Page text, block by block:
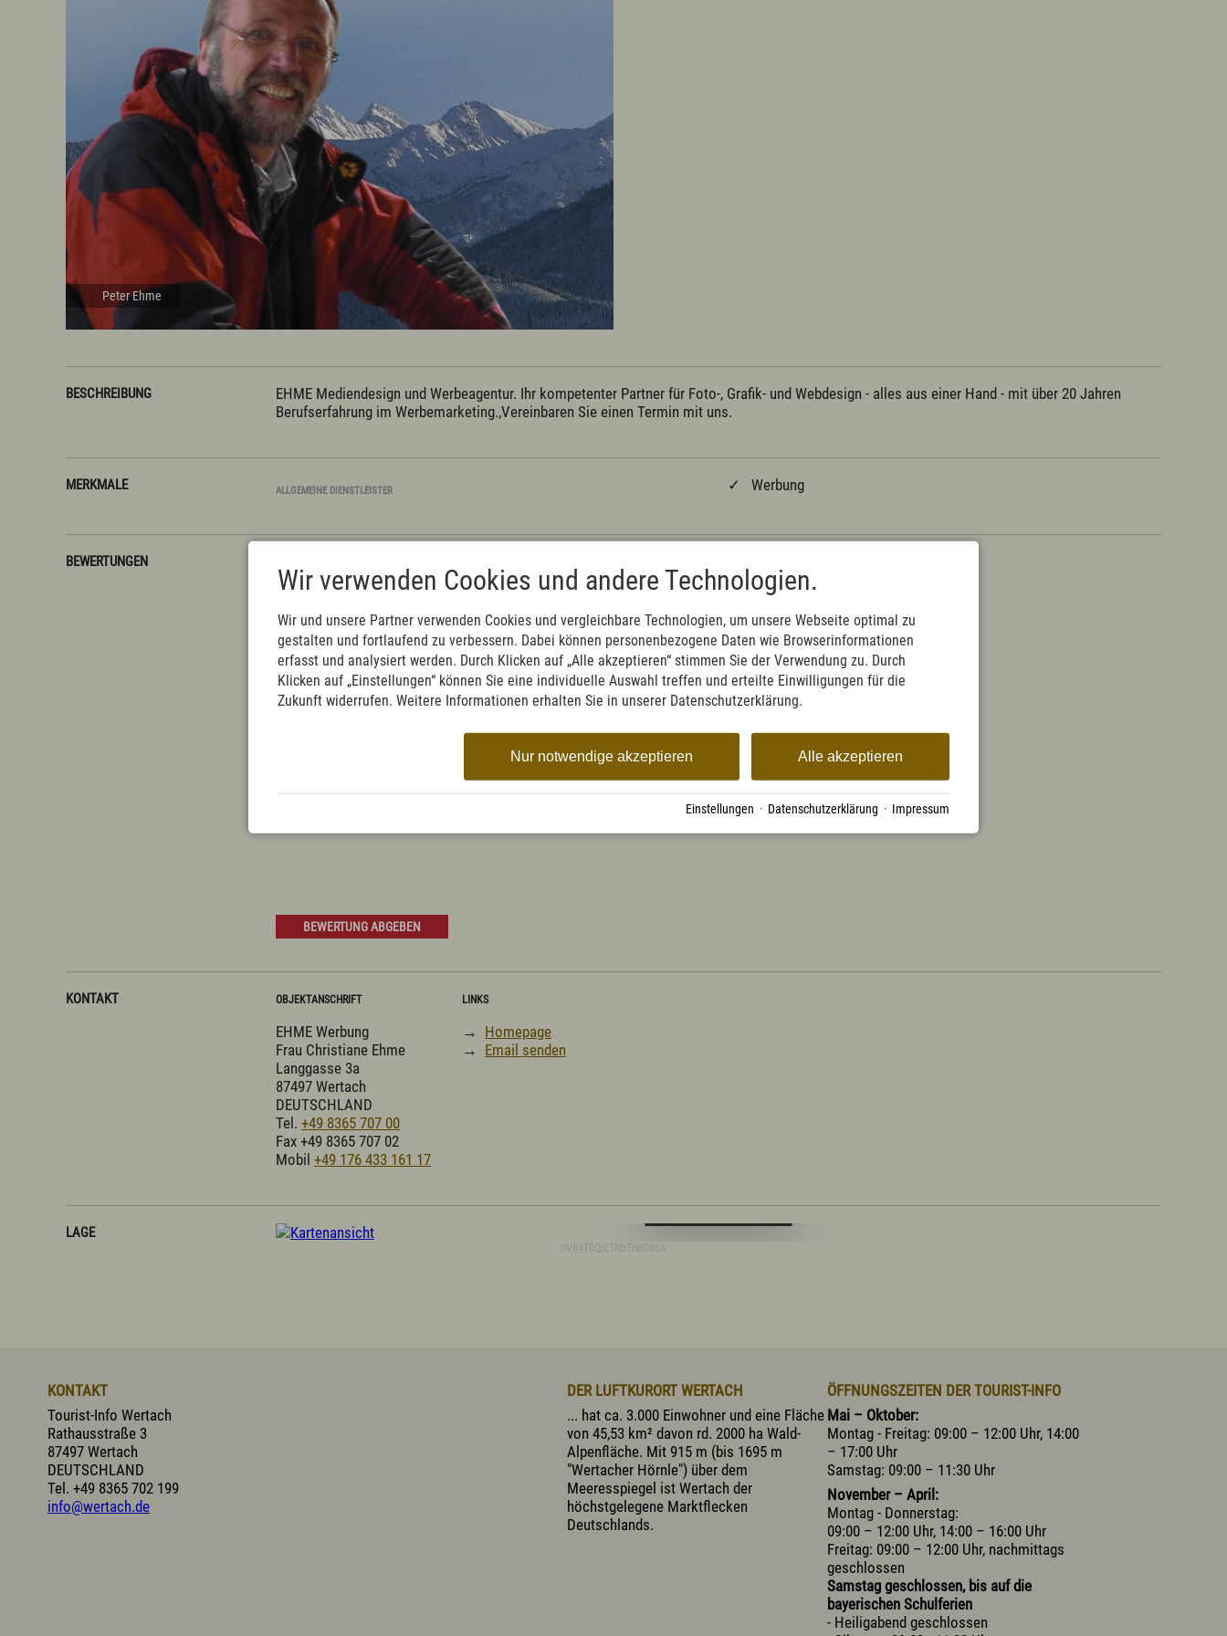
Presse Vermieterservice
Peter Ehme
BESCHREIBUNG
EHME Mediendesign und Werbeagentur. Ihr kompetenter Partner für Foto-, Grafik- und Webdesign - alles aus einer Hand - mit über 20 Jahren
Berufserfahrung im Werbemarketing.,Vereinbaren Sie einen Termin mit uns.
MERKMALE ALLGEMEINE DIENSTLEISTER ✓ Werbung
BEWERTUNGEN
Schade, keine Bewertungen gefunden...
BEWERTUNG ABGEBEN
KONTAKT OBJEKTANSCHRIFT
EHME Werbung
Frau Christiane Ehme
Langgasse 3a
87497 Wertach
DEUTSCHLAND
Tel. +49 8365 707 00
Fax +49 8365 707 02
Mobil +49 176 433 161 17
LINKS
→ Homepage
→ Email senden
LAGE
nV84T8QjETNbTHd08nA
KONTAKT
Tourist-Info Wertach
Rathausstraße 3
87497 Wertach
DEUTSCHLAND
Tel. +49 8365 702 199
info@wertach.de
DER LUFTKURORT WERTACH
... hat ca. 3.000 Einwohner und eine Fläche
von 45,53 km² davon rd. 2000 ha Wald-
Alpenfläche. Mit 915 m (bis 1695 m
"Wertacher Hörnle") über dem
Meeresspiegel ist Wertach der
höchstgelegene Marktflecken
Deutschlands.
ÖFFNUNGSZEITEN DER TOURIST-INFO
Mai – Oktober:
Montag - Freitag: 09:00 – 12:00 Uhr, 14:00
– 17:00 Uhr
Samstag: 09:00 – 11:30 Uhr
November – April:
Montag - Donnerstag:
09:00 – 12:00 Uhr, 14:00 – 16:00 Uhr
Freitag: 09:00 – 12:00 Uhr, nachmittags
geschlossen
Samstag geschlossen, bis auf die
bayerischen Schulferien
- Heiligabend geschlossen
Wir verwenden Cookies und andere Technologien.
Wir und unsere Partner verwenden Cookies und vergleichbare Technologien, um unsere Webseite optimal zu
gestalten und fortlaufend zu verbessern. Dabei können personenbezogene Daten wie Browserinformationen
erfasst und analysiert werden. Durch Klicken auf „Alle akzeptieren“ stimmen Sie der Verwendung zu. Durch
Klicken auf „Einstellungen“ können Sie eine individuelle Auswahl treffen und erteilte Einwilligungen für die
Zukunft widerrufen. Weitere Informationen erhalten Sie in unserer Datenschutzerklärung.
Alle akzeptieren
Nur notwendige akzeptieren
Einstellungen · Datenschutzerklärung · Impressum